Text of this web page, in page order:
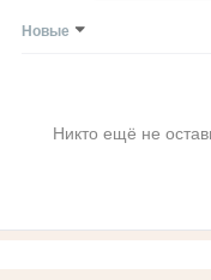
Новые
Никто ещё не